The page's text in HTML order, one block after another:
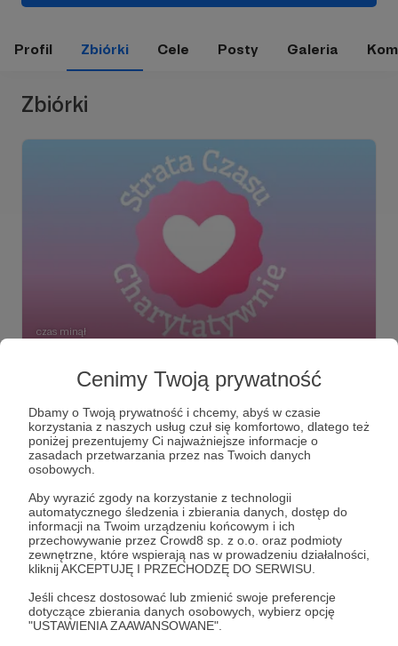
Cenimy Twoją prywatność
Dbamy o Twoją prywatność i chcemy, abyś w czasie
korzystania z naszych usług czuł się komfortowo, dlatego też
poniżej prezentujemy Ci najważniejsze informacje o
zasadach przetwarzania przez nas Twoich danych
osobowych.
Aby wyrazić zgody na korzystanie z technologii
automatycznego śledzenia i zbierania danych, dostęp do
informacji na Twoim urządzeniu końcowym i ich
przechowywanie przez Crowd8 sp. z o.o. oraz podmioty
zewnętrzne, które wspierają nas w prowadzeniu działalności,
kliknij AKCEPTUJĘ I PRZECHODZĘ DO SERWISU.
Jeśli chcesz dostosować lub zmienić swoje preferencje
dotyczące zbierania danych osobowych, wybierz opcję
"USTAWIENIA ZAAWANSOWANE".
Profil Zbiórki Cele Posty Galeria
Zbiórki
czas minął
Strata Charytatywnie